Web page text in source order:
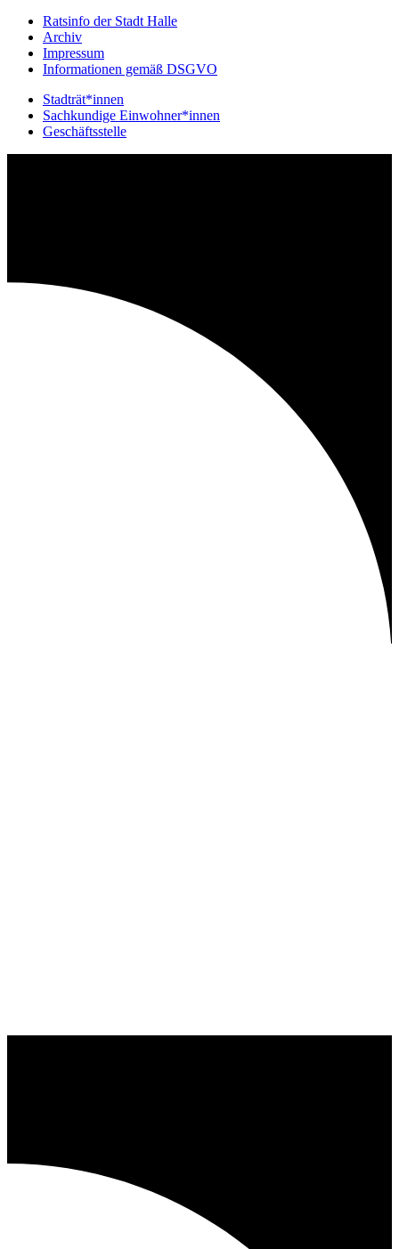
Ratsinfo der Stadt Halle
Archiv
Impressum
Informationen gemäß DSGVO
Stadträt*innen
Sachkundige Einwohner*innen
Geschäftsstelle